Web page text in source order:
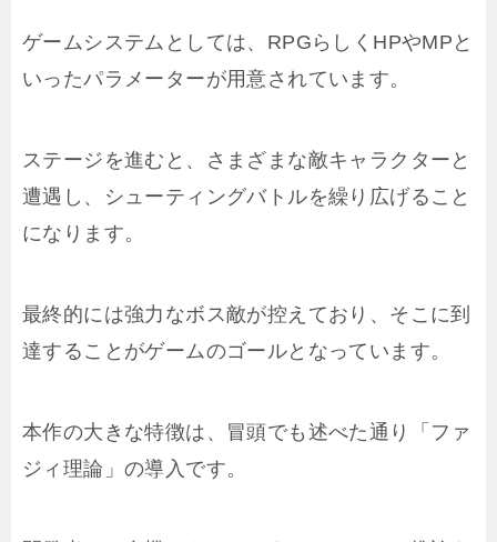
ゲームシステムとしては、RPGらしくHPやMPと
いったパラメーターが用意されています。
ステージを進むと、さまざまな敵キャラクターと
遭遇し、シューティングバトルを繰り広げること
になります。
最終的には強力なボス敵が控えており、そこに到
達することがゲームのゴールとなっています。
本作の大きな特徴は、冒頭でも述べた通り「ファ
ジィ理論」の導入です。